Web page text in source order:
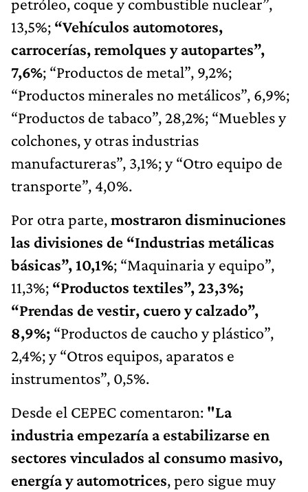
13,5%; “Vehículos automotores,
carrocerías, remolques y autopartes”,
7,6%; “Productos de metal”, 9,2%;
“Productos minerales no metálicos”, 6,9%;
“Productos de tabaco”, 28,2%; “Muebles y
colchones, y otras industrias
manufactureras”, 3,1%; y “Otro equipo de
transporte”, 4,0%.
Por otra parte,mostraron disminuciones
las divisiones de “Industrias metálicas
básicas”, 10,1%; “Maquinaria y equipo”,
11,3%; “Productos textiles”, 23,3%;
“Prendas de vestir, cuero y calzado”,
8,9%; “Productos de caucho y plástico”,
2,4%; y “Otros equipos, aparatos e
instrumentos”, 0,5%.
Desde el CEPEC comentaron: "La
industria empezaría a estabilizarse en
sectores vinculados al consumo masivo,
energía y automotrices, pero sigue muy